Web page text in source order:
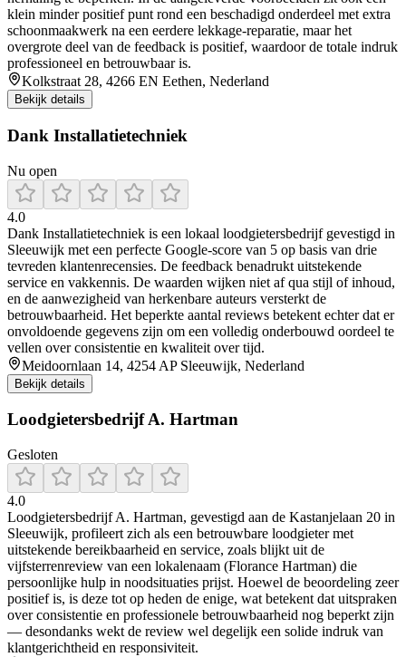
klein minder positief punt rond een beschadigd onderdeel met extra
schoonmaakwerk na een eerdere lekkage-reparatie, maar het
overgrote deel van de feedback is positief, waardoor de totale indruk
professioneel en betrouwbaar is.
Kolkstraat 28, 4266 EN Eethen, Nederland
Bekijk details
Dank Installatietechniek
Nu open
4.0
Dank Installatietechniek is een lokaal loodgietersbedrijf gevestigd in
Sleeuwijk met een perfecte Google-score van 5 op basis van drie
tevreden klantenrecensies. De feedback benadrukt uitstekende
service en vakkennis. De waarden wijken niet af qua stijl of inhoud,
en de aanwezigheid van herkenbare auteurs versterkt de
betrouwbaarheid. Het beperkte aantal reviews betekent echter dat er
onvoldoende gegevens zijn om een volledig onderbouwd oordeel te
vellen over consistentie en kwaliteit over tijd.
Meidoornlaan 14, 4254 AP Sleeuwijk, Nederland
Bekijk details
Loodgietersbedrijf A. Hartman
Gesloten
4.0
Loodgietersbedrijf A. Hartman, gevestigd aan de Kastanjelaan 20 in
Sleeuwijk, profileert zich als een betrouwbare loodgieter met
uitstekende bereikbaarheid en service, zoals blijkt uit de
vijfsterrenreview van een lokalenaam (Florance Hartman) die
persoonlijke hulp in noodsituaties prijst. Hoewel de beoordeling zeer
positief is, is deze tot op heden de enige, wat betekent dat uitspraken
over consistentie en professionele betrouwbaarheid nog beperkt zijn
— desondanks wekt de review wel degelijk een solide indruk van
klantgerichtheid en responsiviteit.